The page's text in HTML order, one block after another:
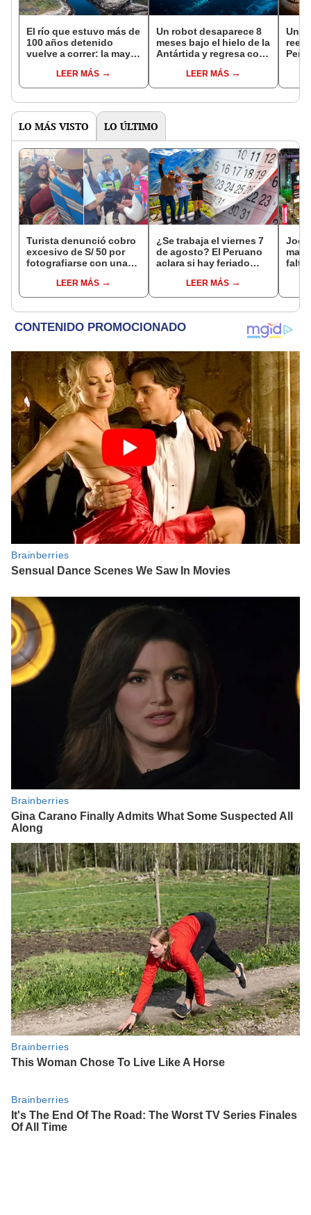
El río que estuvo más de
100 años detenido
vuelve a correr: la mayor
la historiaLEER MÁS
Un robot desaparece 8
meses bajo el hielo de la
Antártida y regresa con
exploradas que
inquietan a científicos
LEER MÁS
Un
LO MÁS VISTO LO ÚLTIMO
Turista denunció cobro
excesivo de S/ 50 por
fotografiarse con una
Serenazgo recuperó el
dinero
LEER MÁS
¿Se trabaja el viernes 7
de agosto? El Peruano
aclara si hay feriado
del 6 de agosto
LEER MÁS
falta